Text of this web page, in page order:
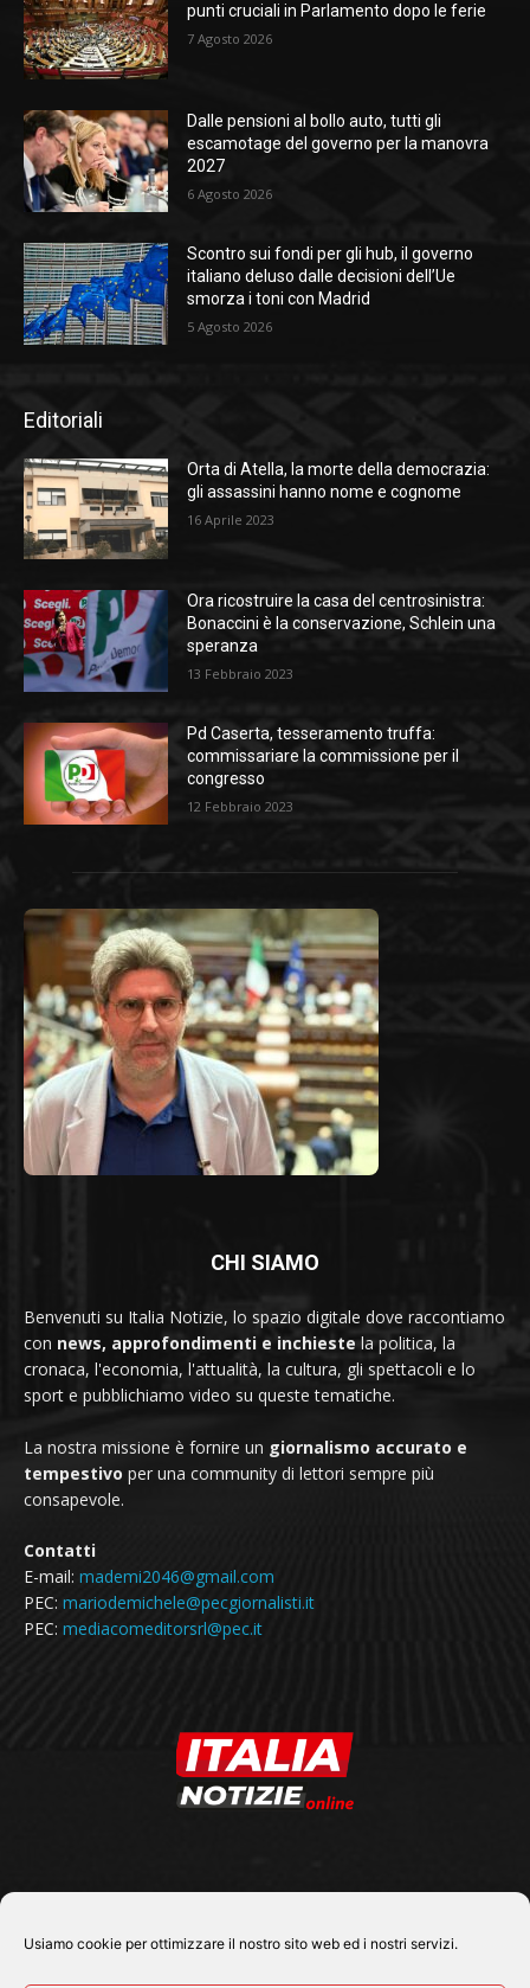
Usiamo cookie per ottimizzare il nostro sito web ed i nostri servizi.
punti cruciali in Parlamento dopo le ferie
7 Agosto 2026
Dalle pensioni al bollo auto, tutti gli
escamotage del governo per la manovra
2027
6 Agosto 2026
Scontro sui fondi per gli hub, il governo
italiano deluso dalle decisioni dell’Ue
smorza i toni con Madrid
5 Agosto 2026
Editoriali
Orta di Atella, la morte della democrazia:
gli assassini hanno nome e cognome
16 Aprile 2023
Ora ricostruire la casa del centrosinistra:
Bonaccini è la conservazione, Schlein una
speranza
13 Febbraio 2023
Pd Caserta, tesseramento truffa:
commissariare la commissione per il
congresso
12 Febbraio 2023
CHI SIAMO
Benvenuti su Italia Notizie, lo spazio digitale dove raccontiamo
con news, approfondimenti e inchieste la politica, la
cronaca, l'economia, l'attualità, la cultura, gli spettacoli e lo
sport e pubblichiamo video su queste tematiche.
La nostra missione è fornire un giornalismo accurato e
tempestivo per una community di lettori sempre più
consapevole.
Contatti
E-mail: mademi2046@gmail.com
PEC: mariodemichele@pecgiornalisti.it
PEC: mediacomeditorsrl@pec.it
SEGUICI SU